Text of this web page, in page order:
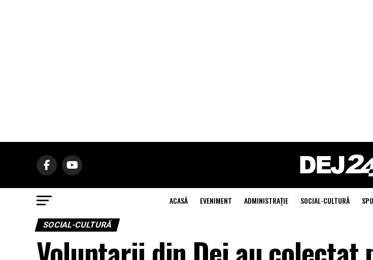
ACASĂ EVENIMENT ADMINISTRAŢIE SOCIAL-CULTURĂ
SOCIAL-CULTURĂ